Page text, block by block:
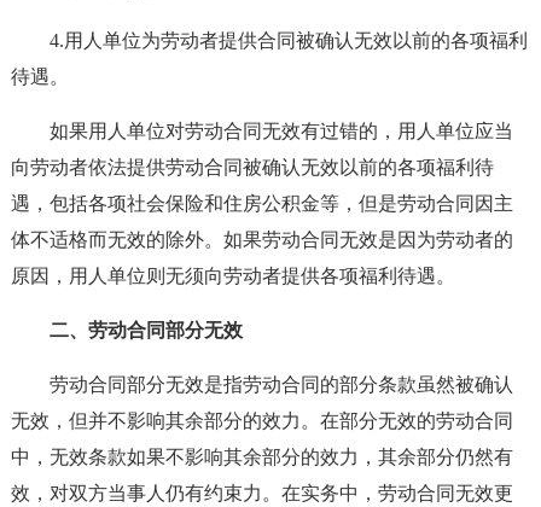
4.用人单位为劳动者提供合同被确认无效以前的各项福利
待遇。
如果用人单位对劳动合同无效有过错的，用人单位应当
向劳动者依法提供劳动合同被确认无效以前的各项福利待
遇，包括各项社会保险和住房公积金等，但是劳动合同因主
体不适格而无效的除外。如果劳动合同无效是因为劳动者的
原因，用人单位则无须向劳动者提供各项福利待遇。
二、劳动合同部分无效
劳动合同部分无效是指劳动合同的部分条款虽然被确认
无效，但并不影响其余部分的效力。在部分无效的劳动合同
中，无效条款如果不影响其余部分的效力，其余部分仍然有
效，对双方当事人仍有约束力。在实务中，劳动合同无效更